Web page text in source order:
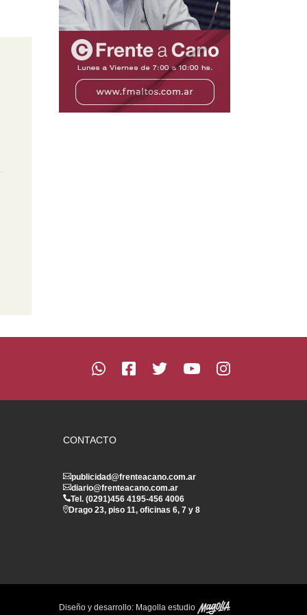
CONTACTO
publicidad@frenteacano.com.ar
diario@frenteacano.com.ar
Tel. (0291)456 4195-456 4006
Drago 23, piso 11, oficinas 6, 7 y 8
Diseño y desarrollo: Magolla estudio